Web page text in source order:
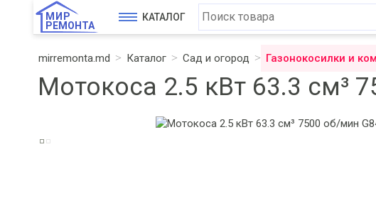
МИР
РЕМОНТА
КАТАЛОГ
mirremonta.md Каталог Сад и огород Газонокосилки и
Мотокоса 2.5 кВт 63.3 см³